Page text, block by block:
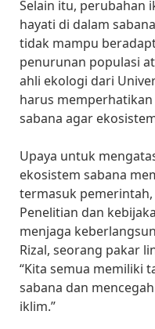
Selain itu, perubahan
hayati di dalam
tidak mampu
penurunan populasi
ahli ekologi dari
harus
sabana agar
Upaya untuk
ekosistem sabana
termasuk
Penelitian dan
menjaga
Rizal, seorang pakar
“Kita semua memiliki
sabana dan
iklim.”